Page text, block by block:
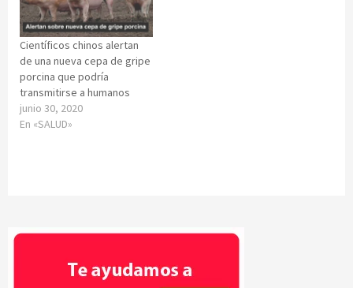
Científicos chinos alertan
de una nueva cepa de gripe
porcina que podría
transmitirse a humanos
junio 30, 2020
En «SALUD»